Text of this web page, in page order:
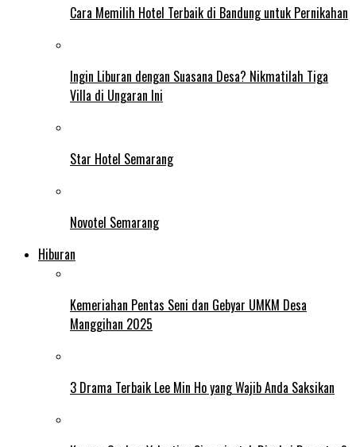
Cara Memilih Hotel Terbaik di Bandung untuk Pernikahan
Ingin Liburan dengan Suasana Desa? Nikmatilah Tiga
Villa di Ungaran Ini
Star Hotel Semarang
Novotel Semarang
Hiburan
Kemeriahan Pentas Seni dan Gebyar UMKM Desa
Manggihan 2025
3 Drama Terbaik Lee Min Ho yang Wajib Anda Saksikan